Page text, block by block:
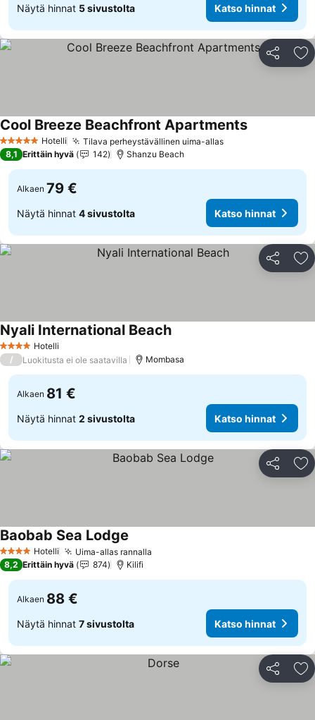
Näytä hinnat 5 sivustolta Katso hinnat
Jaa
5 Tähtiluokitus
Hotelli Tilava perheystävällinen uima-allasKatso hinnat
Cool Breeze Beachfront ApartmentsKatso hinnat
8,1 Erittäin hyvä 142 Shanzu Beach
Alkaen 79 €
Näytä hinnat 4 sivustolta Katso hinnat
Jaa
4 Tähtiluokitus
Hotelli
Nyali International BeachKatso hinnat
/ Luokitusta ei ole saatavilla Mombasa
Alkaen 81 €
Näytä hinnat 2 sivustolta Katso hinnat
Jaa
4 Tähtiluokitus
Hotelli Uima-allas rannalla
Baobab Sea Lodge
8,2 Erittäin hyvä 874 Kilifi
Alkaen 88 €
Näytä hinnat 7 sivustolta Katso hinnat
Jaa